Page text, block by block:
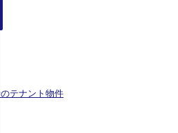
テナント物件